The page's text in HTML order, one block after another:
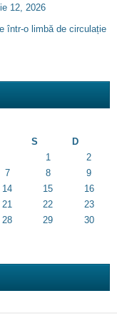
12, 2026
într-o limbă de circulație
S
D
1
2
7 8
9
14 15
16
21 22
23
28 29
30